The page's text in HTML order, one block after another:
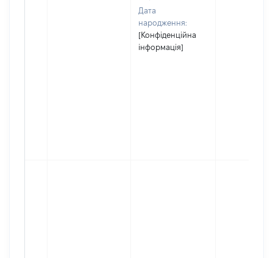
Дата
народження:
[Конфіденційна
інформація]